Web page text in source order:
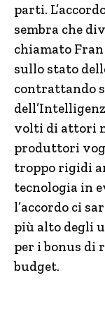
parti.
sembra che
chiamato
sullo stato
contrattando
volti di attori
produttori
troppo rigidi
tecnologia in
l’accordo ci
più alto degli
per i bonus di
budget.